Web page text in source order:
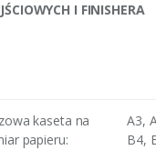
I FINISHERA
kaseta na
papieru:
A3,
B4,